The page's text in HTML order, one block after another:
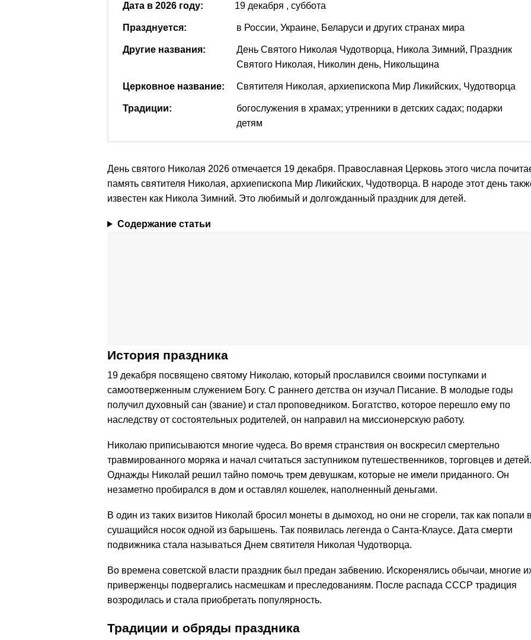
Дата в 2026 году: 19 декабря , суббота
Празднуется: в России, Украине, Беларуси и других странах мира
Другие названия:
День Святого Николая Чудотворца, Никола Зимний, Праздник
Святого Николая, Николин день, Никольщина
Церковное название: Святителя Николая, архиепископа Мир Ликийских, Чудотворца
Традиции:
богослужения в храмах; утренники в детских садах; подарки
детям
День святого Николая 2026 отмечается 19 декабря. Православная Церковь этого числа
память святителя Николая, архиепископа Мир Ликийских, Чудотворца. В народе этот день
известен как Никола Зимний. Это любимый и долгожданный праздник для детей.
Содержание статьи
История праздника
19 декабря посвящено святому Николаю, который прославился своими поступками и
самоотверженным служением Богу. С раннего детства он изучал Писание. В молодые годы
получил духовный сан (звание) и стал проповедником. Богатство, которое перешло ему по
наследству от состоятельных родителей, он направил на миссионерскую работу.
Николаю приписываются многие чудеса. Во время странствия он воскресил смертельно
травмированного моряка и начал считаться заступником путешественников, торговцев и детей.
Однажды Николай решил тайно помочь трем девушкам, которые не имели приданного. Он
незаметно пробирался в дом и оставлял кошелек, наполненный деньгами.
В один из таких визитов Николай бросил монеты в дымоход, но они не сгорели, так как попали в
сушащийся носок одной из барышень. Так появилась легенда о Санта-Клаусе. Дата смерти
подвижника стала называться Днем святителя Николая Чудотворца.
Во времена советской власти праздник был предан забвению. Искоренялись обычаи, многие
приверженцы подвергались насмешкам и преследованиям. После распада СССР традиция
возродилась и стала приобретать популярность.
Традиции и обряды праздника